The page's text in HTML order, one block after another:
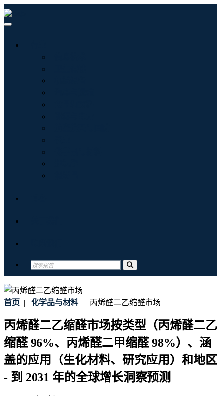
首页 | 化学品与材料 | 丙烯醛二乙缩醛市场
丙烯醛二乙缩醛市场按类型（丙烯醛二乙
缩醛 96%、丙烯醛二甲缩醛 98%）、涵
盖的应用（生化材料、研究应用）和地区
- 到 2031 年的全球增长洞察预测